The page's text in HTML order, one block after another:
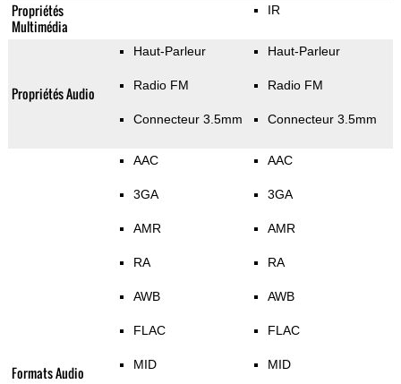
Propriétés
Multimédia
IR
Propriétés Audio
Haut-Parleur
Radio FM
Connecteur 3.5mm
Haut-Parleur
Radio FM
Connecteur 3.5mm
Formats Audio
AAC
3GA
AMR
RA
AWB
FLAC
MID
AAC
3GA
AMR
RA
AWB
FLAC
MID